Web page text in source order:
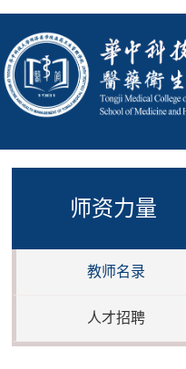
师资力量
教师名录
人才招聘